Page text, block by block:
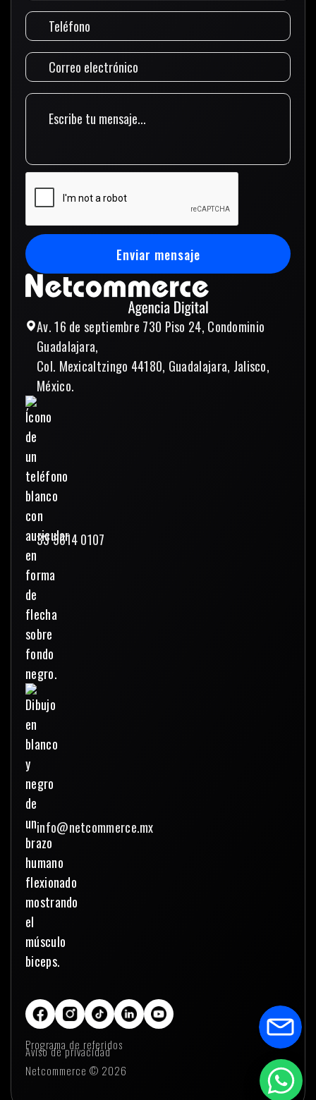
Av. 16 de septiembre 730 Piso 24, Condominio
Guadalajara,
Col. Mexicaltzingo 44180, Guadalajara, Jalisco,
México.
33 3614 0107
info@netcommerce.mx
Programa de referidos
Aviso de privacidad
Netcommerce © 2026
Enviar mensaje
Enviar mensaje